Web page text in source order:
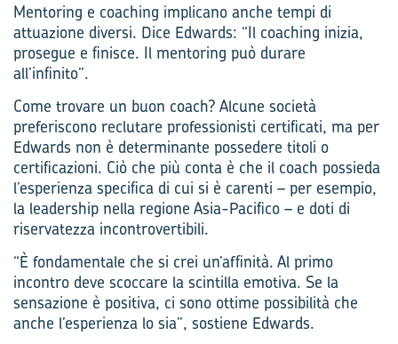
Mentoring e coaching implicano anche tempi di
attuazione diversi. Dice Edwards: “Il coaching inizia,
prosegue e finisce. Il mentoring può durare
all’infinito”.
Come trovare un buon coach? Alcune società
preferiscono reclutare professionisti certificati, ma per
Edwards non è determinante possedere titoli o
certificazioni. Ciò che più conta è che il coach possieda
l’esperienza specifica di cui si è carenti – per esempio,
la leadership nella regione Asia-Pacifico – e doti di
riservatezza incontrovertibili.
“È fondamentale che si crei un’affinità. Al primo
incontro deve scoccare la scintilla emotiva. Se la
sensazione è positiva, ci sono ottime possibilità che
anche l’esperienza lo sia”, sostiene Edwards.